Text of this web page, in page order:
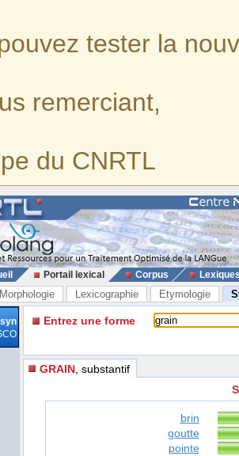
tester la
remerciant,
du CNRTL
Portail lexical Corpus
Morphologie Lexicographie Etymologie
Entrez une forme
GRAIN , substantif
brin
goutte
pointe